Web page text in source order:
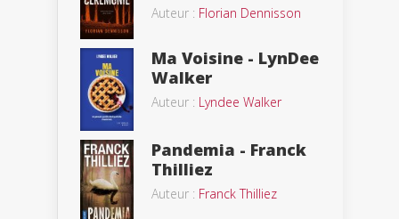
Auteur : Florian Dennisson
Ma Voisine - LynDee
Walker
Auteur : Lyndee Walker
Pandemia - Franck
Thilliez
Auteur : Franck Thilliez